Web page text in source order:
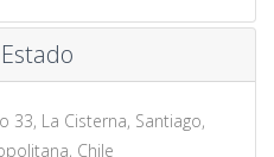
33, La Cisterna, Santiago,
Chile